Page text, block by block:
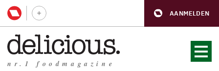
AANMELDEN
nr.1 foodmagazine